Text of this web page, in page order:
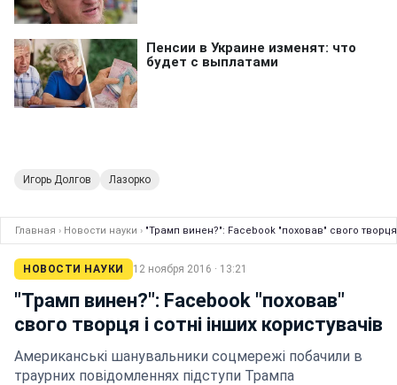
Игорь Долгов Лазорко
Главная › Новости науки › "Трамп винен?": Facebook "поховав" свого творця
НОВОСТИ НАУКИ 12 ноября 2016 · 13:21
"Трамп винен?": Facebook "поховав"
свого творця і сотні інших користувачів
Американські шанувальники соцмережі побачили в
траурних повідомленнях підступи Трампа